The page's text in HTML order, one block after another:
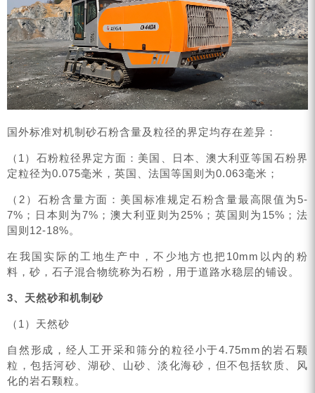
国外标准对机制砂石粉含量及粒径的界定均存在差异：
（1）石粉粒径界定方面：美国、日本、澳大利亚等国石粉界
定粒径为0.075毫米，英国、法国等国则为0.063毫米；
（2）石粉含量方面：美国标准规定石粉含量最高限值为5-
7%；日本则为7%；澳大利亚则为25%；英国则为15%；法
国则12-18%。
在我国实际的工地生产中，不少地方也把10mm以内的粉
料，砂，石子混合物统称为石粉，用于道路水稳层的铺设。
3、天然砂和机制砂
（1）天然砂
自然形成，经人工开采和筛分的粒径小于4.75mm的岩石颗
粒，包括河砂、湖砂、山砂、淡化海砂，但不包括软质、风
化的岩石颗粒。